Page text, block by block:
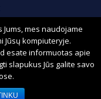
mes naudojame
Jūsų kompiuteryje.
esate informuotas apie
slapukus Jūs galite savo